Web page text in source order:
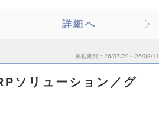
詳細へ
掲載期間 26/07/29～26/08/11
ソリューション／グ